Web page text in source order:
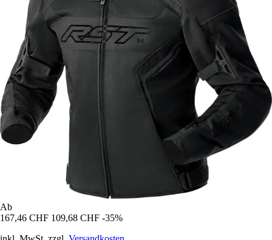
Ab
167,46 CHF 109,68 CHF -35%